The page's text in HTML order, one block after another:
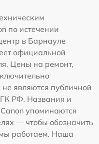
по истечении
в Барнауле
официальной
Цены на ремонт,
являются публичной
ГК РФ. Названия и
упоминаются
— чтобы обозначить
работаем. Наша